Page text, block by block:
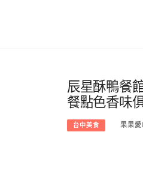
辰星酥鴨餐
餐點色香味
台中美食 果果